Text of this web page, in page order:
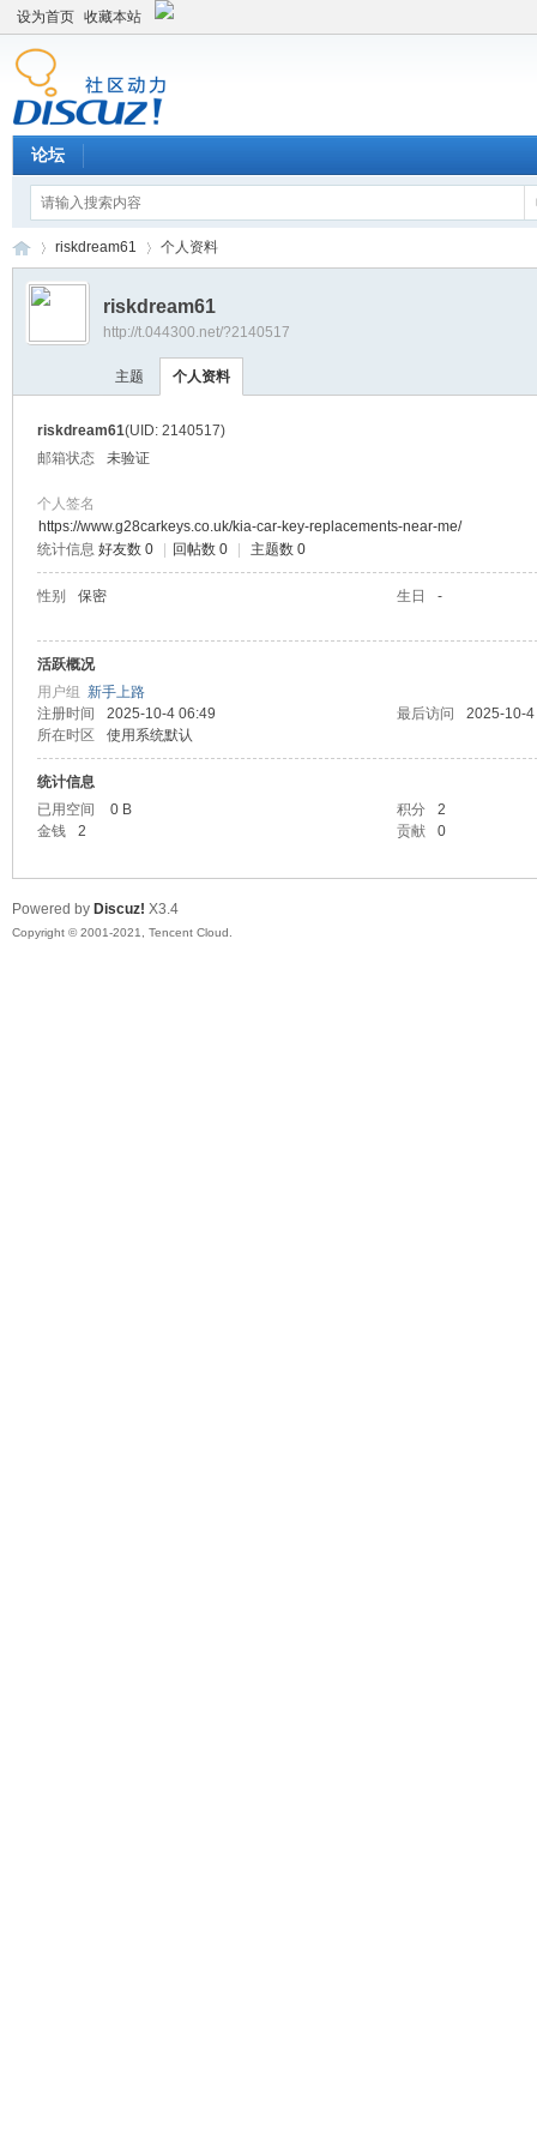
设为首页 收藏本站
论坛
›
riskdream61 个人资料
riskdream61
http://t.044300.net/?2140517
主题 个人资料
riskdream61(UID: 2140517)
邮箱状态
未验证
个人签名
https://www.g28carkeys.co.uk/kia-car-key-replacements-near-me/
统计信息 好友数 0 回帖数 0 主题数 0
性别 保密 生日 -
活跃概况
用户组 新手上路
注册时间
2025-10-4 06:49 最后访问
2025-10-
所在时区
使用系统默认
统计信息
已用空间
0 B 积分
2
金钱
2 贡献 0
Powered by Discuz! X3.4
Copyright © 2001-2021, Tencent Cloud.